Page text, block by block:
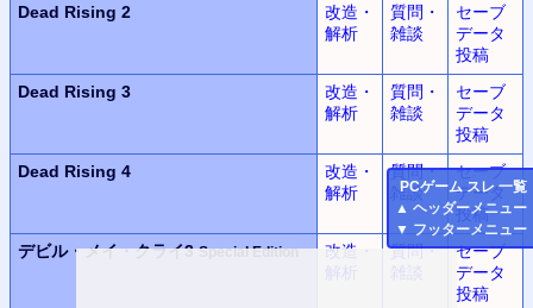
PCゲーム スレ 一覧
▲ ヘッダーメニュー
▼ フッターメニュー
Dead Rising 2
改造・
解析
質問・
雑談
セーブ
データ
投稿
Dead Rising 3
改造・
解析
質問・
雑談
セーブ
データ
投稿
Dead Rising 4
改造・
解析
質問・
雑談
セーブ
データ
投稿
デビル・メイ・クライ3Special Edition
改造・
解析
質問・
雑談
セーブ
データ
投稿